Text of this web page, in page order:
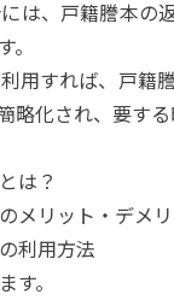
は、戸籍謄本の
用すれば、戸籍
略化され、要する
は？
メリット・デメ
利用方法
す。